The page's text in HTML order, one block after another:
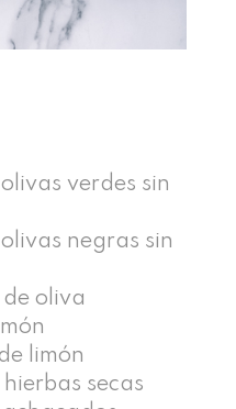
verdes sin
negras sin
oliva
limón
hierbas secas